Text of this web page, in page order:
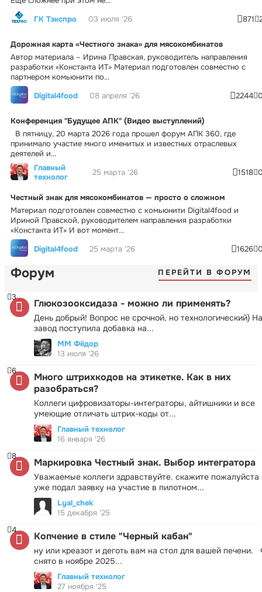
ГК Тэкспро
03 июля '26 871
Дорожная карта «Честного знака» для мясокомбинатов
Автор материала – Ирина Правская, руководитель направления
разработки «Константа ИТ» Материал подготовлен совместно с
партнером комьюнити по...
Digital4food
08 апреля '26 2244
Конференция "Будущее АПК" (Видео выступлений)
В пятницу, 20 марта 2026 года прошел форум АПК 360, где
принимало участие много именитых и известных отраслевых
деятелей и...
Главный
технолог
25 марта '26 1518
Честный знак для мясокомбинатов — просто о сложном
Материал подготовлен совместно с комьюнити Digital4food и
Ириной Правской, руководителем направления разработки
«Константа ИТ» И вот момент...
Digital4food
25 марта '26 1626
Форум ПЕРЕЙТИ В ФОРУМ
Глюкозооксидаза - можно ли применять?
День добрый! Вопрос не срочной, но технологический) На
завод поступила добавка на...
3
ММ Фёдор
13 июля '26
Много штрихкодов на этикетке. Как в них
разобраться?
Коллеги цифровизаторы-интеграторы, айтишники и все
умеющие отличать штрих-коды от...
6
Главный технолог
16 января '26
Маркировка Честный знак. Выбор интегратора
Уважаемые коллеги здравствуйте. скажите пожалуйста
уже подал заявку на участие в пилотном...
8
Lyal_chek
15 декабря '25
Копчение в стиле "Черный кабан"
ну или креазот и деготь вам на стол для вашей печени.
снято в ноябре 2025...
4
Главный технолог
27 ноября '25